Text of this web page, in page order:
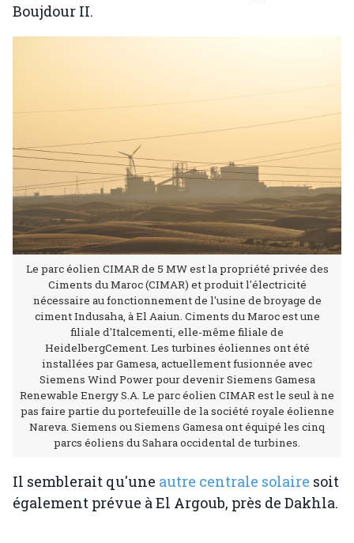
Boujdour II.
Le parc éolien CIMAR de 5 MW est la propriété privée des
Ciments du Maroc (CIMAR) et produit l'électricité
nécessaire au fonctionnement de l'usine de broyage de
ciment Indusaha, à El Aaiun. Ciments du Maroc est une
filiale d'Italcementi, elle-même filiale de
HeidelbergCement. Les turbines éoliennes ont été
installées par Gamesa, actuellement fusionnée avec
Siemens Wind Power pour devenir Siemens Gamesa
Renewable Energy S.A. Le parc éolien CIMAR est le seul à ne
pas faire partie du portefeuille de la société royale éolienne
Nareva. Siemens ou Siemens Gamesa ont équipé les cinq
parcs éoliens du Sahara occidental de turbines.
Il semblerait qu'une autre centrale solaire soit
également prévue à El Argoub, près de Dakhla.